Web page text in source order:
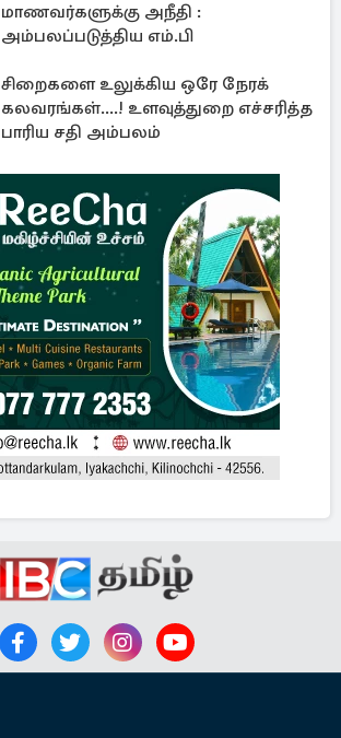
மாணவர்களுக்கு அநீதி :
அம்பலப்படுத்திய எம்.பி
சிறைகளை உலுக்கிய ஒரே நேரக்
கலவரங்கள்....! உளவுத்துறை எச்சரித்த
பாரிய சதி அம்பலம்